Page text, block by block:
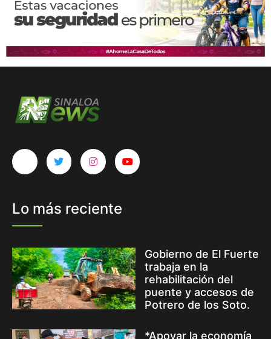
Lo más reciente
Gobierno de El Fuerte
trabaja en la
rehabilitación del
puente y accesos de
Potrero de los Soto.
*Apoyar la economía